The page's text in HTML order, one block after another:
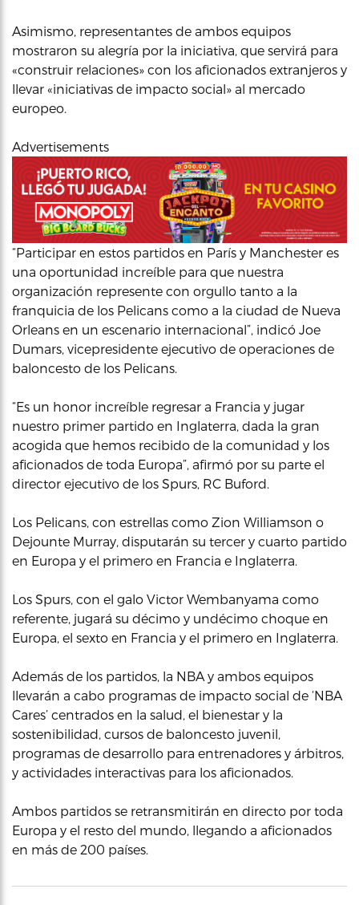
Asimismo, representantes de ambos equipos
mostraron su alegría por la iniciativa, que servirá para
«construir relaciones» con los aficionados extranjeros y
llevar «iniciativas de impacto social» al mercado
europeo.
Advertisements
“Participar en estos partidos en París y Manchester es
una oportunidad increíble para que nuestra
organización represente con orgullo tanto a la
franquicia de los Pelicans como a la ciudad de Nueva
Orleans en un escenario internacional”, indicó Joe
Dumars, vicepresidente ejecutivo de operaciones de
baloncesto de los Pelicans.
“Es un honor increíble regresar a Francia y jugar
nuestro primer partido en Inglaterra, dada la gran
acogida que hemos recibido de la comunidad y los
aficionados de toda Europa”, afirmó por su parte el
director ejecutivo de los Spurs, RC Buford.
Los Pelicans, con estrellas como Zion Williamson o
Dejounte Murray, disputarán su tercer y cuarto partido
en Europa y el primero en Francia e Inglaterra.
Los Spurs, con el galo Victor Wembanyama como
referente, jugará su décimo y undécimo choque en
Europa, el sexto en Francia y el primero en Inglaterra.
Además de los partidos, la NBA y ambos equipos
llevarán a cabo programas de impacto social de ‘NBA
Cares’ centrados en la salud, el bienestar y la
sostenibilidad, cursos de baloncesto juvenil,
programas de desarrollo para entrenadores y árbitros,
y actividades interactivas para los aficionados.
Ambos partidos se retransmitirán en directo por toda
Europa y el resto del mundo, llegando a aficionados
en más de 200 países.